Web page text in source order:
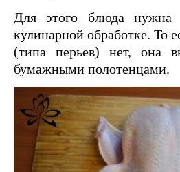
Для этого блюда нужна
кулинарной обработке. То
(типа перьев) нет, она
бумажными полотенцами.